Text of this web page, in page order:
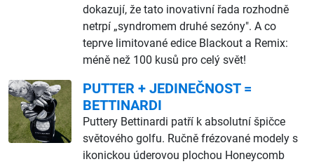
dokazují, že tato inovativní řada rozhodně
netrpí „syndromem druhé sezóny". A co
teprve limitované edice Blackout a Remix:
méně než 100 kusů pro celý svět!
PUTTER + JEDINEČNOST =
BETTINARDI
Puttery Bettinardi patří k absolutní špičce
světového golfu. Ručně frézované modely s
ikonickou úderovou plochou Honeycomb